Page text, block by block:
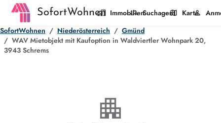
SofortWohnen
home_work Immobilien
manage_search Suchagent
map Karte
person
SofortWohnen
Niederösterreich
Gmünd
WAV Mietobjekt mit Kaufoption in Waldviertler Wohnpark 20,
3943 Schrems
apartment